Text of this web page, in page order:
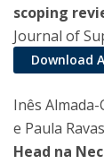
scoping
Journal of
Download
Inês
e Paula
Head na